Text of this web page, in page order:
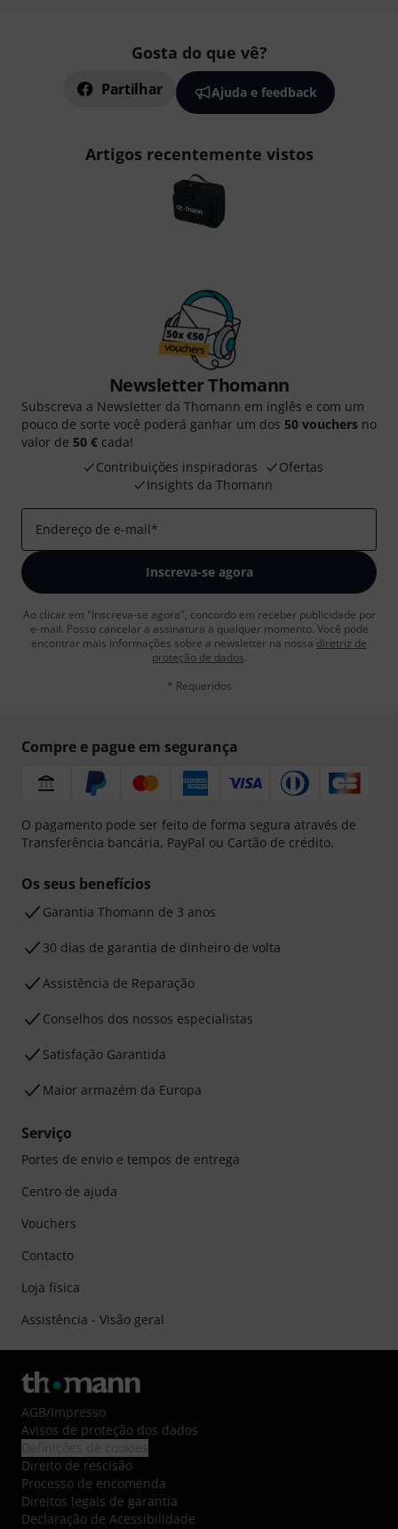
Gosta do que vê?
Partilhar Ajuda e feedback
Artigos recentemente vistos
Newsletter Thomann
Subscreva a Newsletter da Thomann em inglês e com um
pouco de sorte você poderá ganhar um dos 50 vouchers no
valor de 50 € cada!
Contribuições inspiradoras
Ofertas
Insights da Thomann
Endereço de e-mail*
Inscreva-se agora
Ao clicar em "Inscreva-se agora", concordo em receber publicidade por
e-mail. Posso cancelar a assinatura a qualquer momento. Você pode
encontrar mais informações sobre a newsletter na nossa diretriz de
proteção de dados.
* Requeridos
Compre e pague em segurança
O pagamento pode ser feito de forma segura através de
Transferência bancária, PayPal ou Cartão de crédito.
Os seus benefícios
Garantia Thomann de 3 anos
30 dias de garantia de dinheiro de volta
Assistência de Reparação
Conselhos dos nossos especialistas
Satisfação Garantida
Maior armazém da Europa
Serviço
Portes de envio e tempos de entrega
Centro de ajuda
Vouchers
Contacto
Loja física
Assistência - Visão geral
AGB/Impresso
Avisos de proteção dos dados
Direito de rescisão
Processo de encomenda
Direitos legais de garantia
Declaração de Acessibilidade